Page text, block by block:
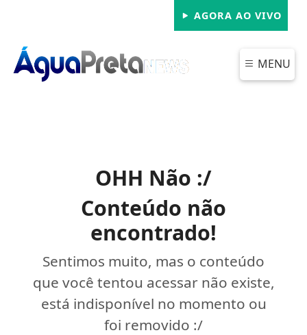
AGORA AO VIVO
MENU
OHH Não :/
Conteúdo não
encontrado!
Sentimos muito, mas o conteúdo
que você tentou acessar não existe,
está indisponível no momento ou
foi removido :/